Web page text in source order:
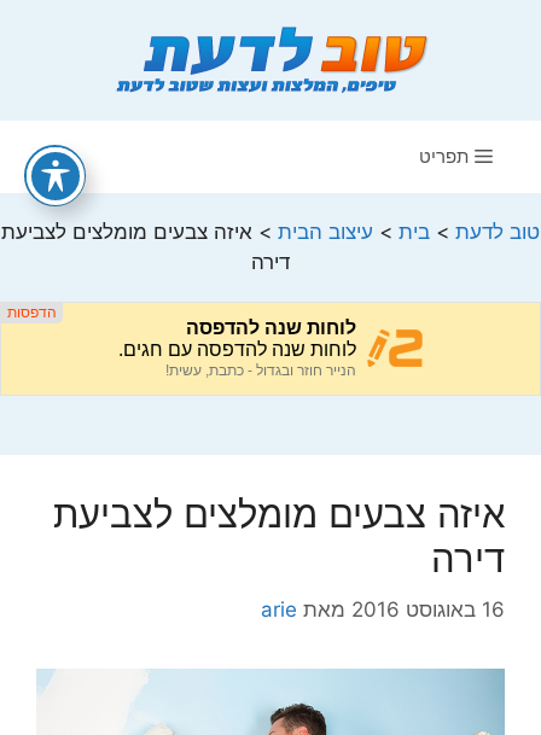
תפריט
טוב לדעת > בית > עיצוב הבית > איזה צבעים מומלצים לצביעת
דירה
איזה צבעים מומלצים לצביעת
דירה
16 באוגוסט 2016 מאת arie